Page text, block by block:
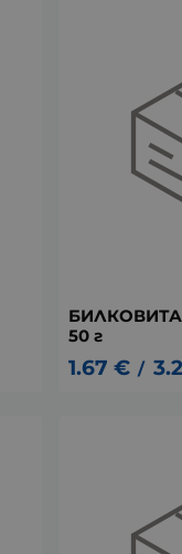
50 г
1.67 € /